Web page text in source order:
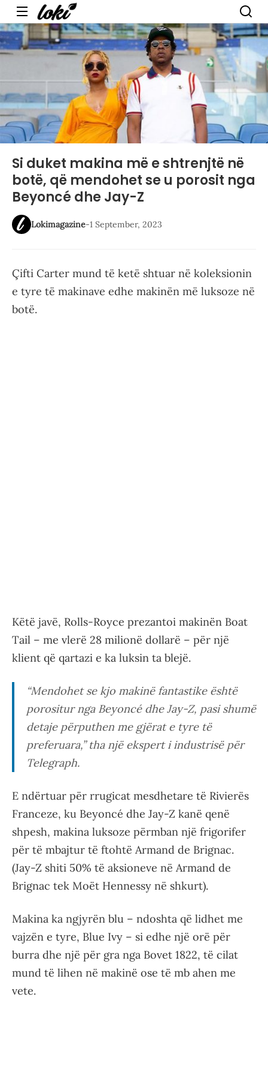
Menu
Si duket makina më e shtrenjtë në
botë, që mendohet se u porosit nga
Beyoncé dhe Jay-Z
Lokimagazine-1 September, 2023
Çifti Carter mund të ketë shtuar në koleksionin
e tyre të makinave edhe makinën më luksoze në
botë.
Këtë javë, Rolls-Royce prezantoi makinën Boat
Tail – me vlerë 28 milionë dollarë – për një
klient që qartazi e ka luksin ta blejë.
“Mendohet se kjo makinë fantastike është
porositur nga Beyoncé dhe Jay-Z, pasi shumë
detaje përputhen me gjërat e tyre të
preferuara,” tha një ekspert i industrisë për
Telegraph.
E ndërtuar për rrugicat mesdhetare të Rivierës
Franceze, ku Beyoncé dhe Jay-Z kanë qenë
shpesh, makina luksoze përmban një frigorifer
për të mbajtur të ftohtë Armand de Brignac.
(Jay-Z shiti 50% të aksioneve në Armand de
Brignac tek Moët Hennessy në shkurt).
Makina ka ngjyrën blu – ndoshta që lidhet me
vajzën e tyre, Blue Ivy – si edhe një orë për
burra dhe një për gra nga Bovet 1822, të cilat
mund të lihen në makinë ose të mb ahen me
vete.